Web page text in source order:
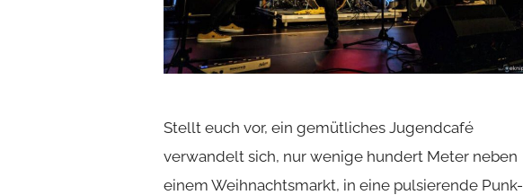
Stellt euch vor, ein gemütliches Jugendcafé
verwandelt sich, nur wenige hundert Meter neben
einem Weihnachtsmarkt, in eine pulsierende Punk-